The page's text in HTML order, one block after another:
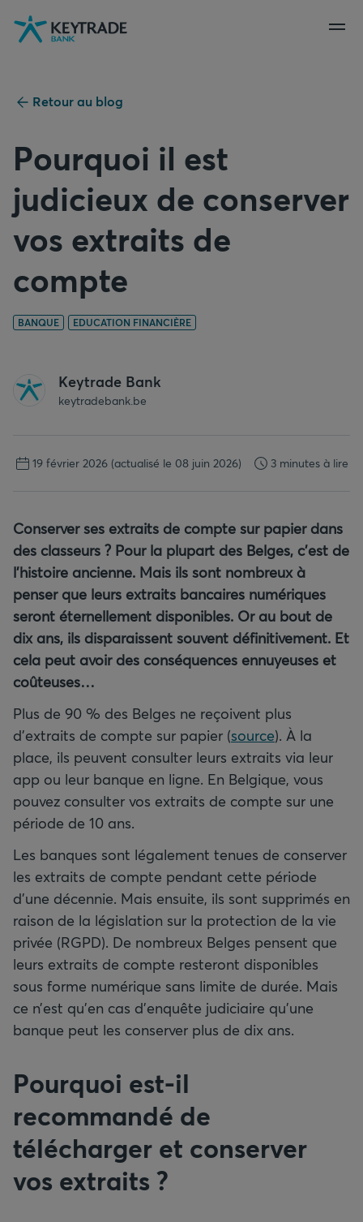
Aller
Aller
Aller
au
Retour au blog
Pourquoi il est
judicieux de conserver
vos extraits de
compte
BANQUE EDUCATION FINANCIÈRE
Keytrade Bank
keytradebank.be
19 février 2026 (actualisé le 08 juin 2026) 3 minutes à lire
Conserver ses extraits de compte sur papier dans
des classeurs ? Pour la plupart des Belges, c’est de
l’histoire ancienne. Mais ils sont nombreux à
penser que leurs extraits bancaires numériques
seront éternellement disponibles. Or au bout de
dix ans, ils disparaissent souvent définitivement. Et
cela peut avoir des conséquences ennuyeuses et
coûteuses…
Plus de 90 % des Belges ne reçoivent plus
d’extraits de compte sur papier (source). À la
place, ils peuvent consulter leurs extraits via leur
app ou leur banque en ligne. En Belgique, vous
pouvez consulter vos extraits de compte sur une
période de 10 ans.
Les banques sont légalement tenues de conserver
les extraits de compte pendant cette période
d’une décennie. Mais ensuite, ils sont supprimés en
raison de la législation sur la protection de la vie
privée (RGPD). De nombreux Belges pensent que
leurs extraits de compte resteront disponibles
sous forme numérique sans limite de durée. Mais
ce n’est qu’en cas d’enquête judiciaire qu’une
banque peut les conserver plus de dix ans.
Pourquoi est-il
recommandé de
télécharger et conserver
vos extraits ?